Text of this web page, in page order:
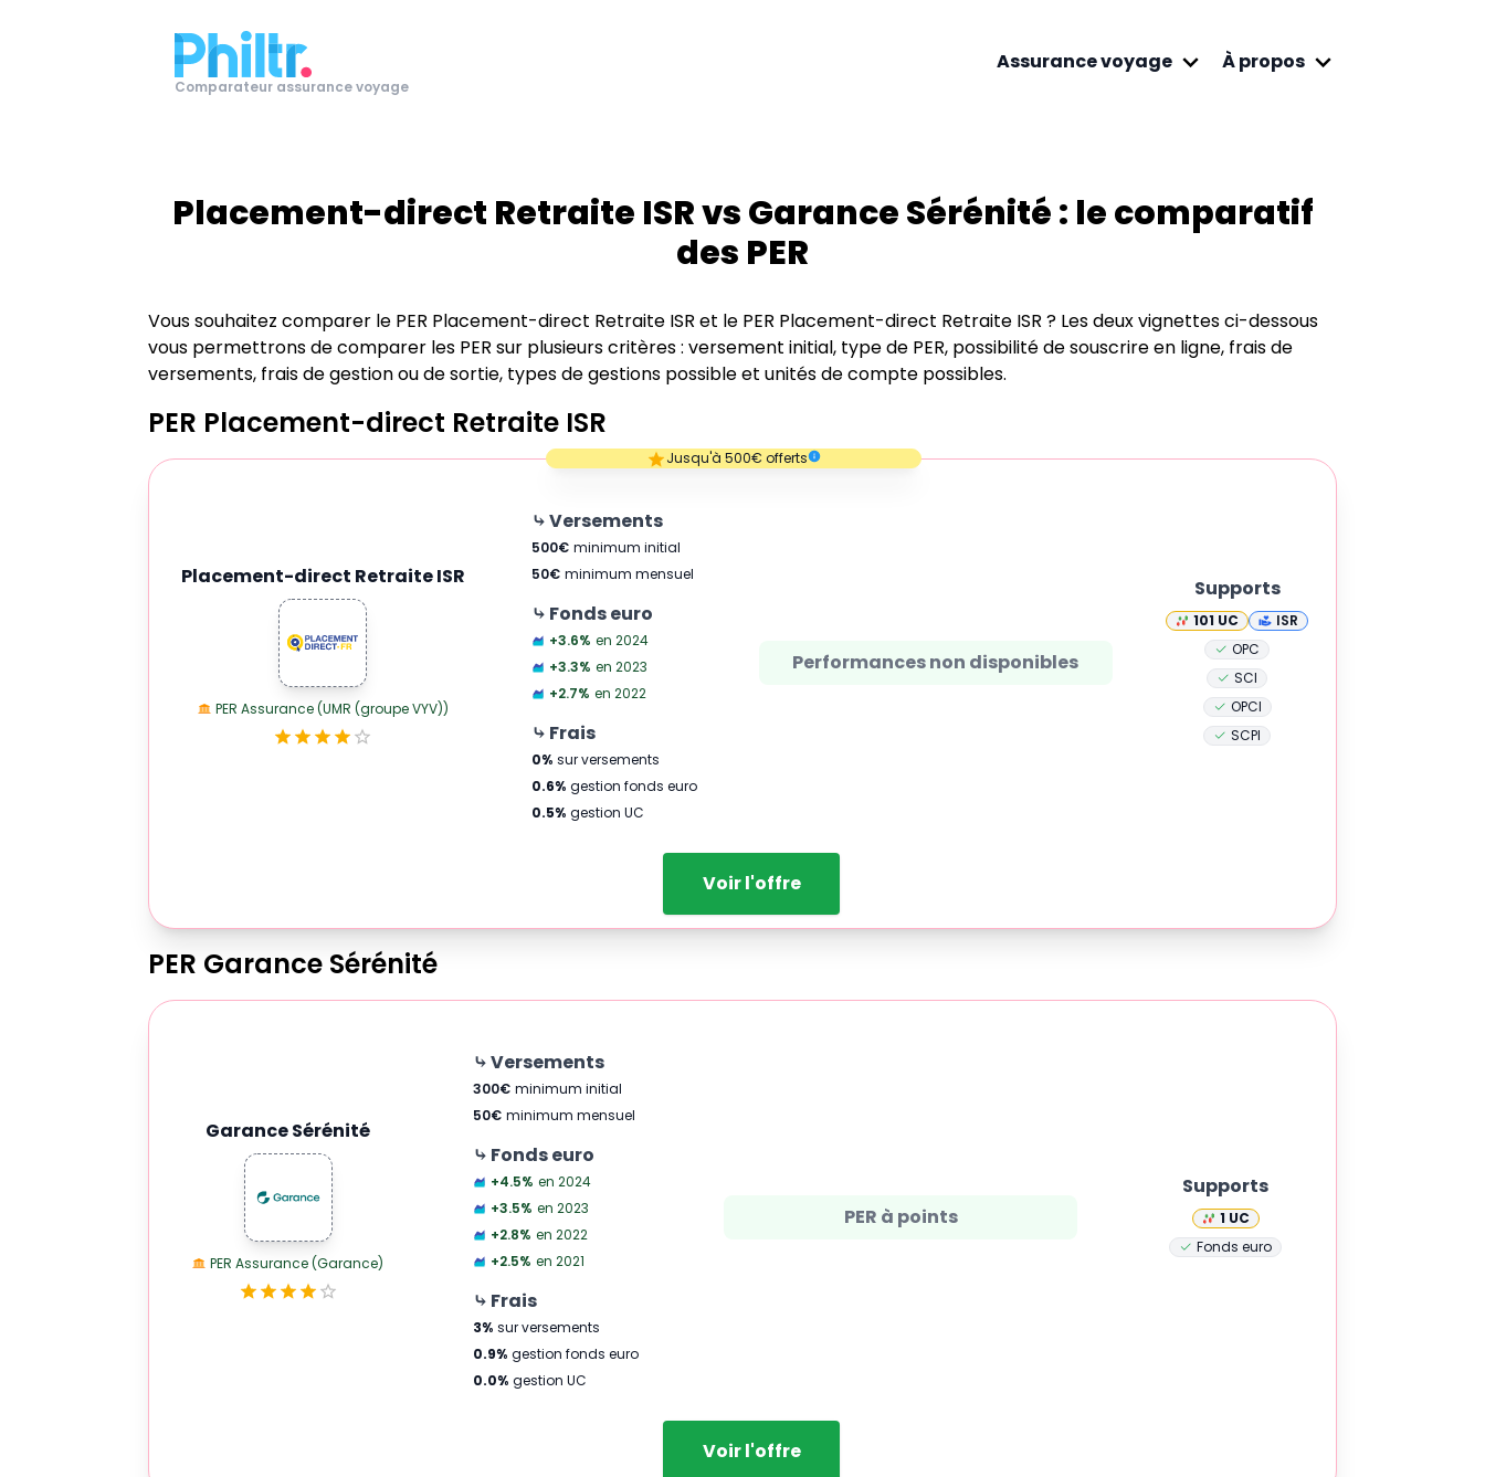
Comparateur assurance voyage
Assurance voyage À propos
Placement-direct Retraite ISRvsGarance Sérénité: le comparatif
des PER
Vous souhaitez comparer le PER Placement-direct Retraite ISR et le PER Placement-direct Retraite ISR ? Les deux vignettes ci-dessous
vous permettrons de comparer les PER sur plusieurs critères : versement initial, type de PER, possibilité de souscrire en ligne, frais de
versements, frais de gestion ou de sortie, types de gestions possible et unités de compte possibles.
PER Placement-direct Retraite ISR
1 Star
Empty
Jusqu'à 500€ offerts
Placement-direct Retraite ISR
PER Assurance (UMR (groupe VYV))
⤷ Versements
500€ minimum initial
50€ minimum mensuel
⤷ Fonds euro
+3.6% en 2024
+3.3% en 2023
+2.7% en 2022
⤷ Frais
0% sur versements
0.6% gestion fonds euro
0.5% gestion UC
Performances non disponibles
Supports
101 UC
ISR
OPC
SCI
OPCI
SCPI
Voir l'offre
PER Garance Sérénité
Garance Sérénité
PER Assurance (Garance)
⤷ Versements
300€ minimum initial
50€ minimum mensuel
⤷ Fonds euro
+4.5% en 2024
+3.5% en 2023
+2.8% en 2022
+2.5% en 2021
⤷ Frais
3% sur versements
0.9% gestion fonds euro
0.0% gestion UC
PER à points
Supports
1 UC
Fonds euro
Voir l'offre